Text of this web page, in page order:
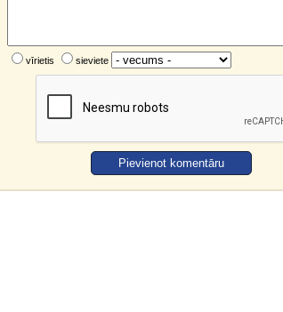
vīrietis sieviete